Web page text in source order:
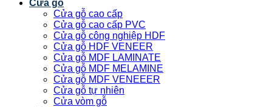
Cửa gỗ
Cửa gỗ cao cấp
Cửa gỗ cao cấp PVC
Cửa gỗ công nghiệp HDF
Cửa gỗ HDF VENEER
Cửa gỗ MDF LAMINATE
Cửa gỗ MDF MELAMINE
Cửa gỗ MDF VENEEER
Cửa gỗ tự nhiên
Cửa vòm gỗ